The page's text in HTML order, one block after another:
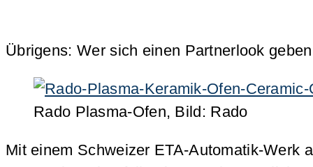
Übrigens: Wer sich einen Partnerlook
Rado Plasma-Ofen, Bild: Rado
Mit einem Schweizer ETA-Automatik-